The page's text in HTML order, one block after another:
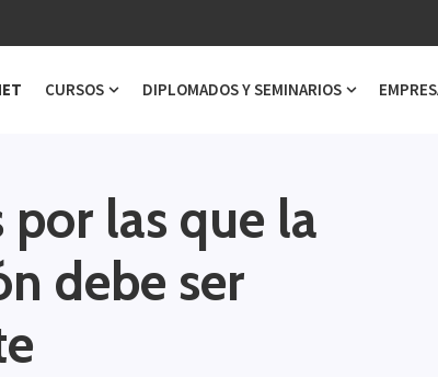
CURSOS
Show submenu for Cursos
DIPLOMADOS Y SEMINARIOS
Show
por las que la
debe ser